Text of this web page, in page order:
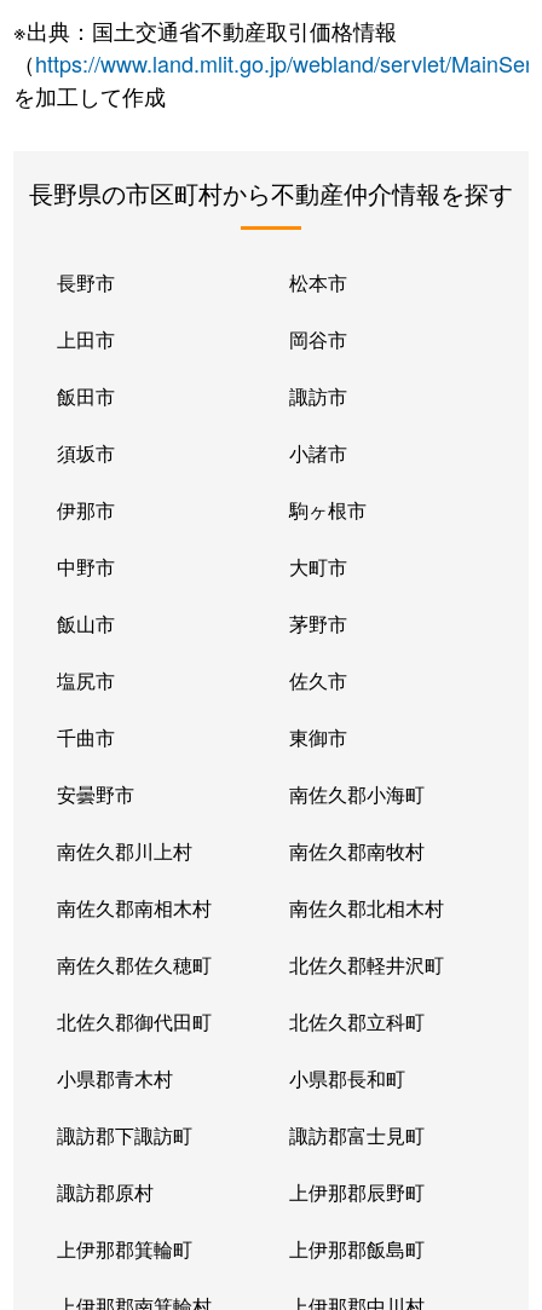
※出典：国土交通省不動産取引価格情報
（https://www.land.mlit.go.jp/webland/servlet/
を加工して作成
長野県の市区町村から不動産仲介情報を探す
長野市 松本市
上田市 岡谷市
飯田市 諏訪市
須坂市 小諸市
伊那市 駒ヶ根市
中野市 大町市
飯山市 茅野市
塩尻市 佐久市
千曲市 東御市
安曇野市 南佐久郡小海町
南佐久郡川上村 南佐久郡南牧村
南佐久郡南相木村 南佐久郡北相木村
南佐久郡佐久穂町 北佐久郡軽井沢町
北佐久郡御代田町 北佐久郡立科町
小県郡青木村 小県郡長和町
諏訪郡下諏訪町 諏訪郡富士見町
諏訪郡原村 上伊那郡辰野町
上伊那郡箕輪町 上伊那郡飯島町